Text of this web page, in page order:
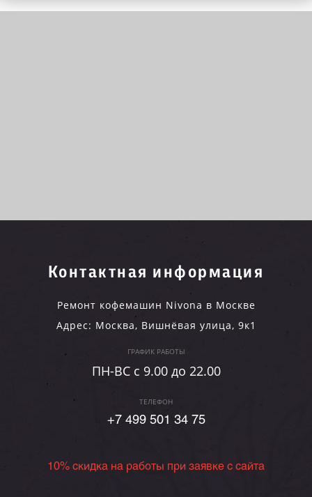
Контактная информация
Ремонт кофемашин Nivona в Москве
Адрес: Москва, Вишнёвая улица, 9к1
ГРАФИК РАБОТЫ
ПН-ВC c 9.00 до 22.00
ТЕЛЕФОН
+7 499 501 34 75
10% скидка на работы при заявке с сайта